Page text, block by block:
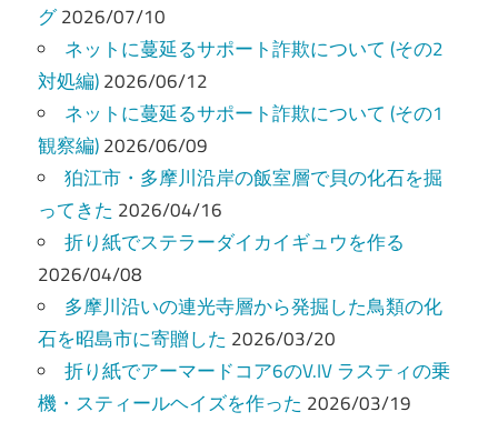
グ2026/07/10
ネットに蔓延るサポート詐欺について (その2
対処編)2026/06/12
ネットに蔓延るサポート詐欺について (その1
観察編)2026/06/09
狛江市・多摩川沿岸の飯室層で貝の化石を掘
ってきた 2026/04/16
折り紙でステラーダイカイギュウを作る
2026/04/08
多摩川沿いの連光寺層から発掘した鳥類の化
石を昭島市に寄贈した 2026/03/20
折り紙でアーマードコア6のV.IV ラスティの乗
機・スティールヘイズを作った 2026/03/19